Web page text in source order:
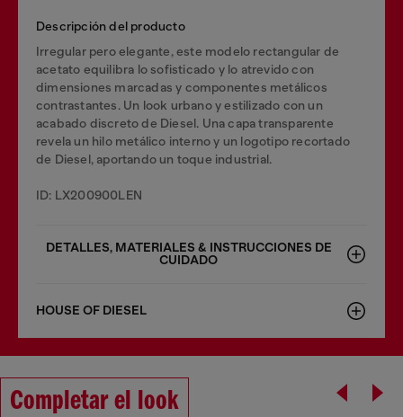
Descripción del producto
Irregular pero elegante, este modelo rectangular de
acetato equilibra lo sofisticado y lo atrevido con
dimensiones marcadas y componentes metálicos
contrastantes. Un look urbano y estilizado con un
acabado discreto de Diesel. Una capa transparente
revela un hilo metálico interno y un logotipo recortado
de Diesel, aportando un toque industrial.
ID: LX200900LEN
DETALLES, MATERIALES & INSTRUCCIONES DE
CUIDADO
HOUSE OF DIESEL
Completar el look